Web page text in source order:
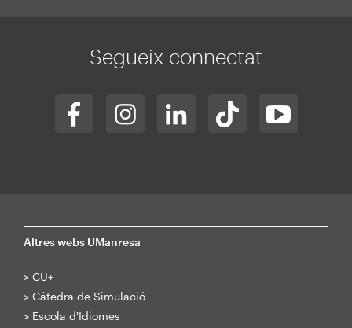
Segueix connectat
Altres webs UManresa
> CU+
> Cátedra de Simulació
> Escola d'Idiomes